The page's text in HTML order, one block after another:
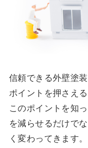
信頼できる外壁塗
ポイントを押さえ
このポイントを知
を減らせるだけで
く変わってきます。